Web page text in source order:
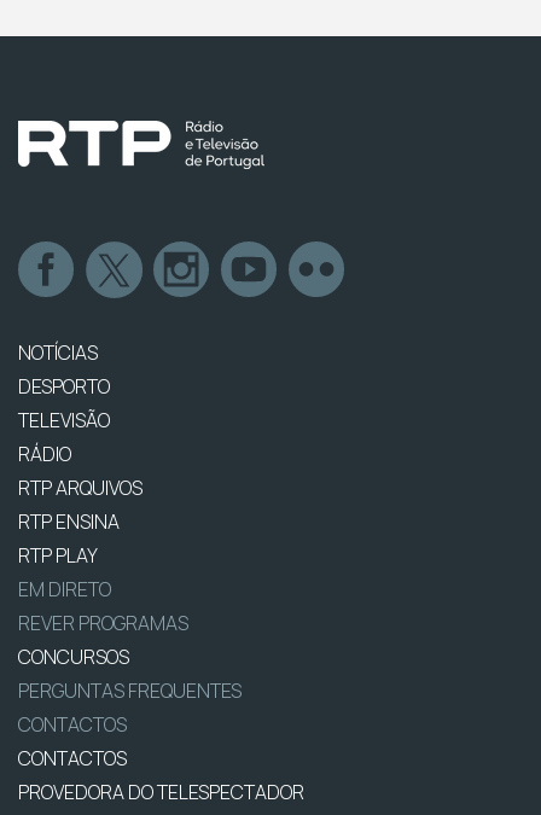
NOTÍCIAS
DESPORTO
TELEVISÃO
RÁDIO
RTP ARQUIVOS
RTP ENSINA
RTP PLAY
EM DIRETO
REVER PROGRAMAS
CONCURSOS
PERGUNTAS FREQUENTES
CONTACTOS
CONTACTOS
PROVEDORA DO TELESPECTADOR